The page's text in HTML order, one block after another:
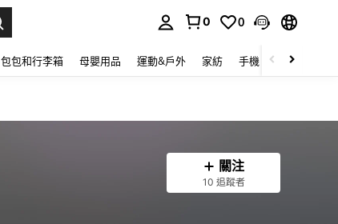
0 0
包包和行李箱 母嬰用品 運動&戶外 家紡 手機 & 手機配件
關注
10 追蹤者